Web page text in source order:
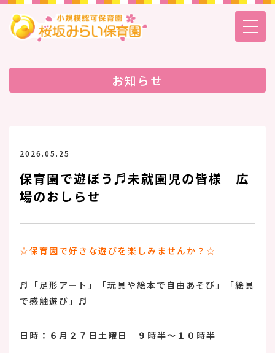
お知らせ
2026.05.25
保育園で遊ぼう♬未就園児の皆様 広
場のおしらせ
☆保育園で好きな遊びを楽しみませんか？☆
♬「足形アート」「玩具や絵本で自由あそび」「絵具
で感触遊び」♬
日時：６月２７日土曜日 ９時半～１０時半